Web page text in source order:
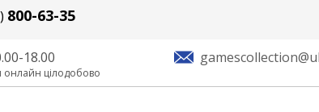
800-63-35
18.00
цілодобово
results are available use up and down